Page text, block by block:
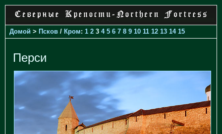
Домой > Псков / Кром: 1 2 3 4 5 6 7 8 9 10 11 12 13 14 15
Перси